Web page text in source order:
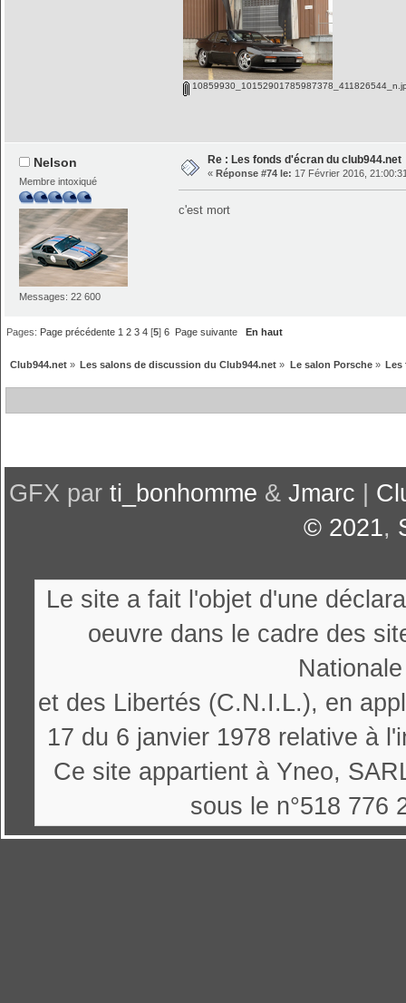
Nelson
Membre intoxiqué
Messages: 22 600
Re : Les fonds d'écran du club944.net
« Réponse #74 le: 17 Février 2016,
c'est mort
Pages: Page précédente 1 2 3 4 [5]6 Page suivante En haut
Club944.net» Les salons de discussion du Club944.net » Le salon Porsche» Les
GFX par ti_bonhomme & Jmarc
© 2021,
Le site a fait l'objet d'une
oeuvre dans le cadre des
et des Libertés (C.N.I.L.), en
17 du 6 janvier 1978 relative à
Ce site appartient à Yneo,
sous le n°518 776